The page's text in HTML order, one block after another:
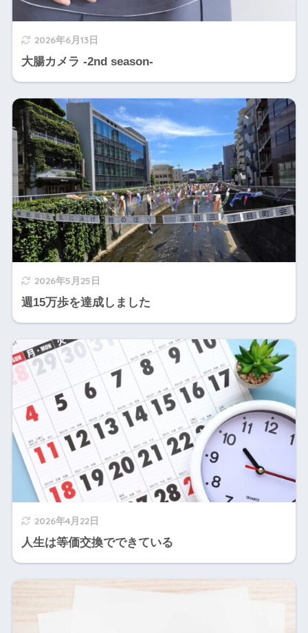
2026年6月13日
大腸カメラ -2nd season-
2026年5月25日
週15万歩を達成しました
2026年4月22日
人生は等価交換でできている